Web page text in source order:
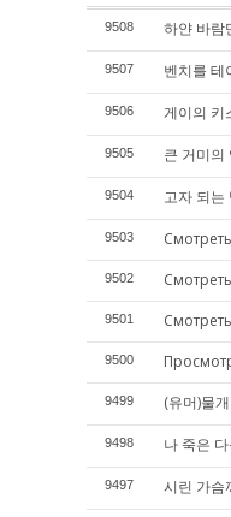
9508 하얀 바람
9507 벤치를 테
9506 게이의 키
9505 큰 거미의
9504 고자 되는
9503
9502
9501
9500
9499 (유머)물
9498 나 죽은
9497 시린 가슴